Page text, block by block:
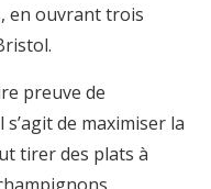
en ouvrant trois
preuve de
de maximiser la
tirer des plats à